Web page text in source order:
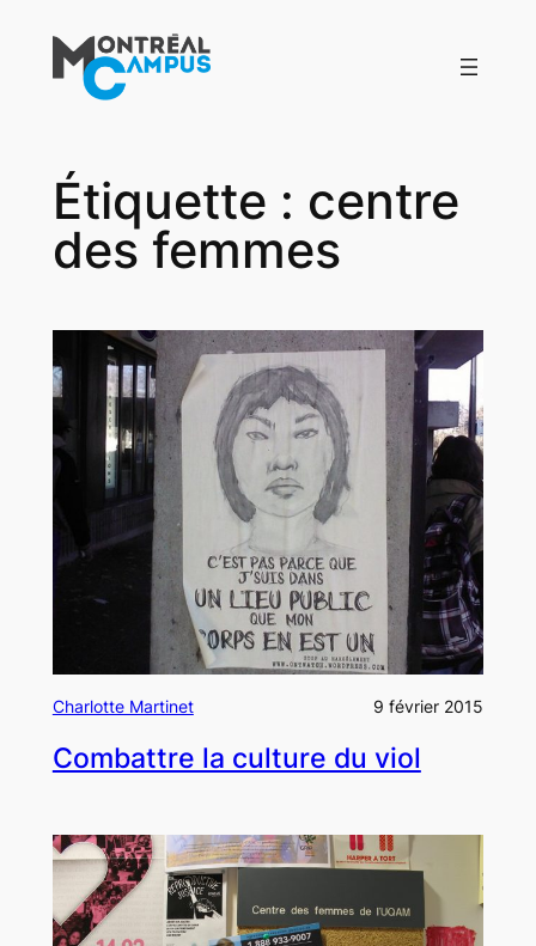
contenu
Étiquette : centre
des femmes
Charlotte Martinet 9 février 2015
Combattre la culture du viol